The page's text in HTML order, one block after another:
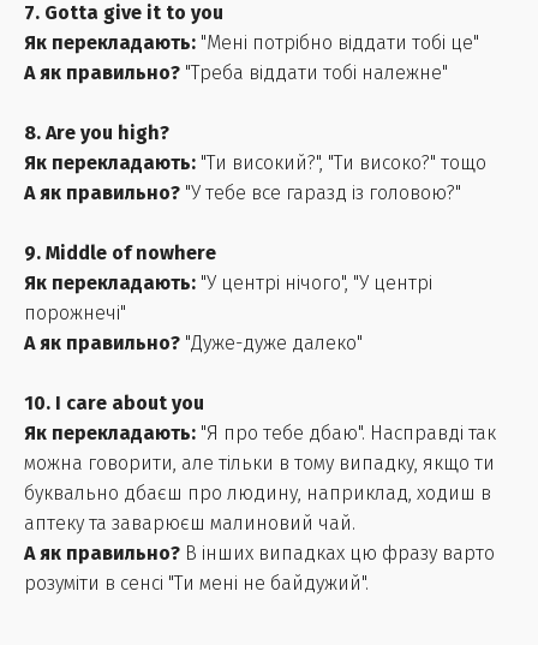
7. Gotta give it to you
Як перекладають: "Мені потрібно віддати тобі це"
А як правильно? "Треба віддати тобі належне"
8. Are you high?
Як перекладають: "Ти високий?", "Ти високо?" тощо
А як правильно? "У тебе все гаразд із головою?"
9. Middle of nowhere
Як перекладають: "У центрі нічого", "У центрі
порожнечі"
А як правильно? "Дуже-дуже далеко"
10. I care about you
Як перекладають: "Я про тебе дбаю". Насправді так
можна говорити, але тільки в тому випадку, якщо ти
буквально дбаєш про людину, наприклад, ходиш в
аптеку та заварюєш малиновий чай.
А як правильно? В інших випадках цю фразу варто
розуміти в сенсі "Ти мені не байдужий".